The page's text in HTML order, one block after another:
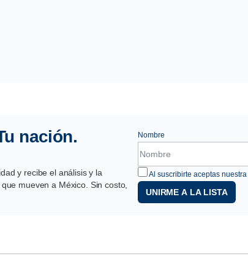
nación.
y recibe el análisis y la
mueven a México. Sin costo,
Nombre
Al suscribirte aceptas nuestra
UNIRME A LA LISTA